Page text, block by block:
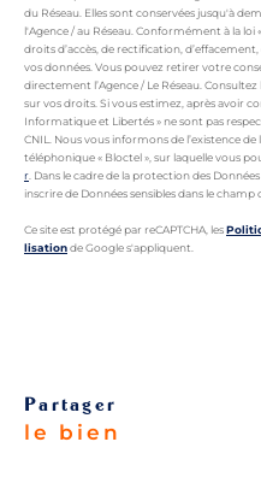
du Réseau. Elles sont conservées jusqu'à
l'Agence / au Réseau. Conformément à la
droits d’accès, de rectification,
vos données. Vous pouvez retirer votre
directement l’Agence / Le Réseau. Consultez
sur vos droits. Si vous estimez, après avoir
Informatique et Libertés » ne sont pas
CNIL. Nous vous informons de l’existence
téléphonique « Bloctel », sur laquelle vous
r . Dans le cadre de la protection des
inscrire de Données sensibles dans le champ
Ce site est protégé par reCAPTCHA, les
lisationde Google s'appliquent.
partager
le bien